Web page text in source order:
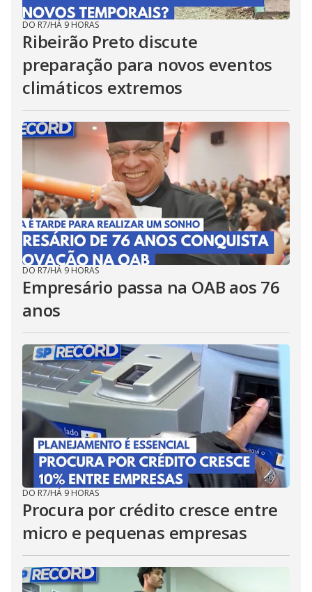
DO R7/HÁ 9 HORAS
Ribeirão Preto discute
preparação para novos eventos
climáticos extremos
DO R7/HÁ 9 HORAS
Empresário passa na OAB aos 76
anos
DO R7/HÁ 9 HORAS
Procura por crédito cresce entre
micro e pequenas empresas